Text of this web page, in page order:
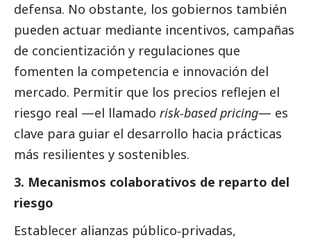
defensa. No obstante, los gobiernos también
pueden actuar mediante incentivos, campañas
de concientización y regulaciones que
fomenten la competencia e innovación del
mercado. Permitir que los precios reflejen el
riesgo real —el llamado risk-based pricing— es
clave para guiar el desarrollo hacia prácticas
más resilientes y sostenibles.
3. Mecanismos colaborativos de reparto del
riesgo
Establecer alianzas público‑privadas,